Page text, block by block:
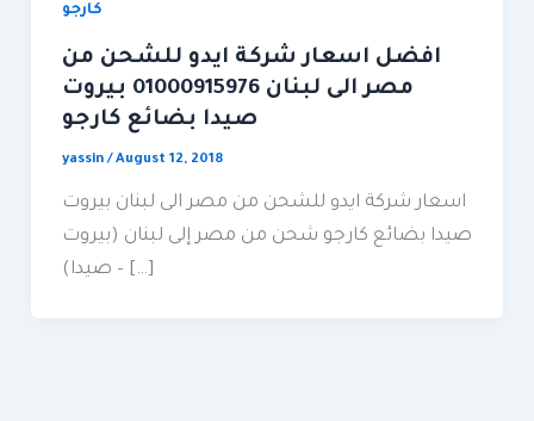
كارجو
افضل اسعار شركة ايدو للشحن من
مصر الى لبنان 01000915976 بيروت
صيدا بضائع كارجو
yassin/ August 12, 2018
اسعار شركة ايدو للشحن من مصر الى لبنان بيروت
صيدا بضائع كارجو شحن من مصر إلى لبنان (بيروت
– صيدا) […]